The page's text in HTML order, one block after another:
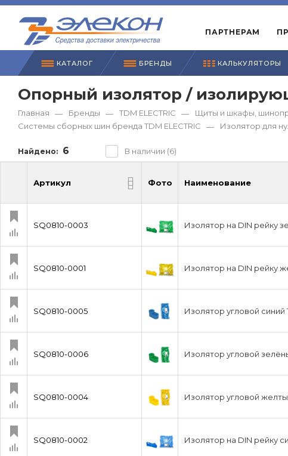
ПАРТНЕРАМ
КАТАЛОГ БРЕНДЫ КАЛЬКУЛЯТОРЫ
Опорный изолятор /
Главная — Бренды — TDM ЕLECTRIC — Щиты и шкафы,
Системы сборных шин бренда TDM ЕLECTRIC
— Изолятор для
Найдено: 6 В наличии (6)
Артикул Фото Наименование
Артикул Фото Наименование
SQ0810-0003 Изолятор на DIN рейку
SQ0810-0001 Изолятор на DIN рейку
SQ0810-0005 Изолятор угловой синий
SQ0810-0006 Изолятор угловой
SQ0810-0004 Изолятор угловой
SQ0810-0002 Изолятор на DIN рейку